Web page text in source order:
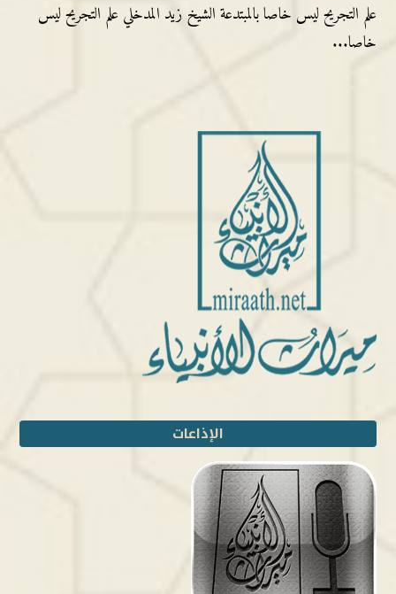
علم التجريح ليس خاصا بالمبتدعة الشيخ زيد المدخلي علم التجريح ليس
خاصا...
الإذاعات